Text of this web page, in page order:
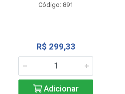
Código: 891
R$ 299,33
Adicionar